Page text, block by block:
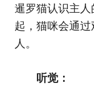
暹罗猫认识主
起，猫咪会通
人。
听觉：